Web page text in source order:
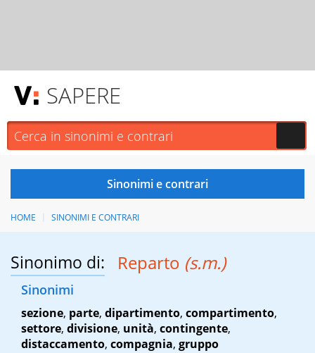
SAPERE
HOME SINONIMI E CONTRARI
Sinonimo di: Reparto (s.m.)
Sinonimi
sezione, parte, dipartimento, compartimento,
settore, divisione, unità, contingente,
distaccamento, compagnia, gruppo